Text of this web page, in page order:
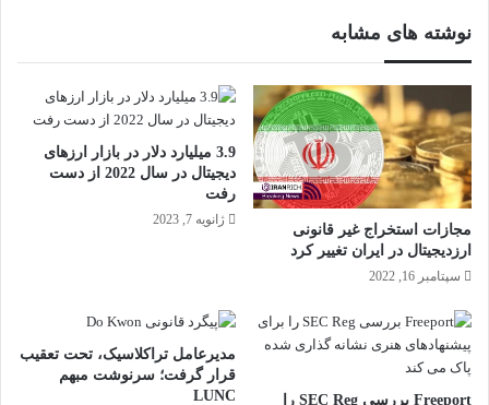
نوشته های مشابه
مجازات استخراج غیر قانونی
ارزدیجیتال در ایران تغییر کرد
سپتامبر 16, 2022
3.9 میلیارد دلار در بازار ارزهای
دیجیتال در سال 2022 از دست
رفت
ژانویه 7, 2023
Freeport بررسی SEC Reg را
مدیرعامل تراکلاسیک، تحت تعقیب
قرار گرفت؛ سرنوشت مبهم
LUNC